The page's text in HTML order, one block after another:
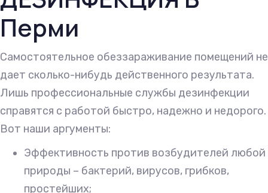
Перми
Самостоятельное обеззараживание помещений не
дает сколько-нибудь действенного результата.
Лишь профессиональные службы дезинфекции
справятся с работой быстро, надежно и недорого.
Вот наши аргументы:
Эффективность против возбудителей любой
природы – бактерий, вирусов, грибков,
простейших;